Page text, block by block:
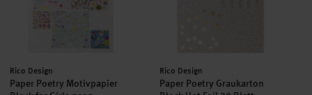
Hersteller:
Rico Design
Paper Poetry Motivpapier
Hersteller:
Rico Design
Paper Poetry Graukarton